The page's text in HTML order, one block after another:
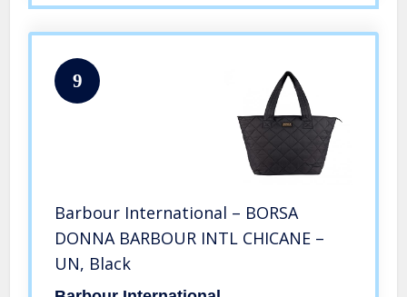
9
Barbour International – BORSA
DONNA BARBOUR INTL CHICANE –
UN, Black